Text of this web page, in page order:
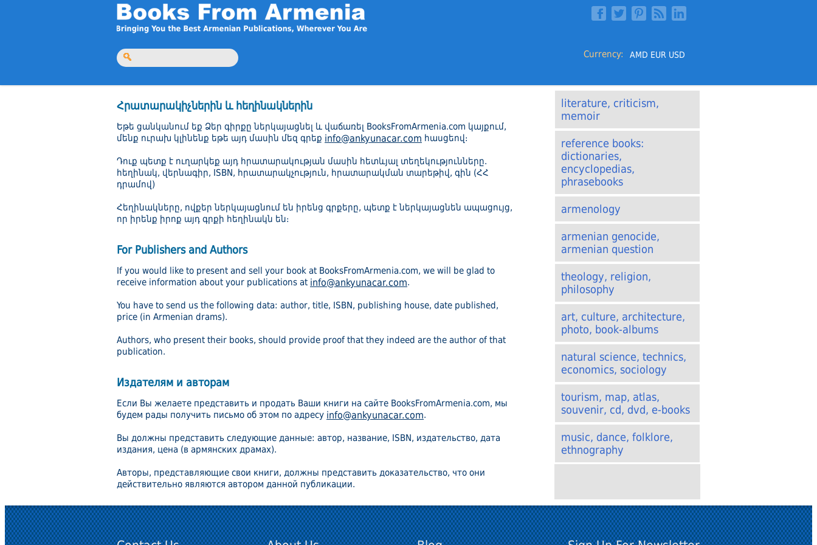
Currency: AMD EUR USD
Հրատարակիչներին և հեղինակներին
Եթե ցանկանում եք Ձեր գիրքը ներկայացնել և վաճառել BooksFromArmenia.com կայքում,
մենք ուրախ կլինենք եթե այդ մասին մեզ գրեք info@ankyunacar.com հասցեով։
Դուք պետք է ուղարկեք այդ հրատարակության մասին հետևյալ տեղեկությունները.
հեղինակ, վերնագիր, ISBN, հրատարակչություն, հրատարակման տարեթիվ, գին (ՀՀ
դրամով)
Հեղինակները, ովքեր ներկայացնում են իրենց գրքերը, պետք է ներկայացնեն ապացույց,
որ իրենք իրոք այդ գրքի հեղինակն են։
For Publishers and Authors
If you would like to present and sell your book at BooksFromArmenia.com, we will be glad to
receive information about your publications at info@ankyunacar.com.
You have to send us the following data: author, title, ISBN, publishing house, date published,
price (in Armenian drams).
Authors, who present their books, should provide proof that they indeed are the author of that
publication.
Издателям и авторам
Если Вы желаете представить и продать Ваши книги на сайте BooksFromArmenia.com, мы
будем рады получить письмо об этом по адресу info@ankyunacar.com.
Вы должны представить следующие данные: автор, название, ISBN, издательство, дата
издания, цена (в армянских драмах).
Авторы, представляющие свои книги, должны представить доказательство, что они
действительно являются автором данной публикации.
literature, criticism,
memoir
reference books:
dictionaries,
encyclopedias,
phrasebooks
armenology
armenian genocide,
armenian question
theology, religion,
philosophy
art, culture, architecture,
photo, book-albums
natural science, technics,
economics, sociology
tourism, map, atlas,
souvenir, cd, dvd, e-books
music, dance, folklore,
ethnography